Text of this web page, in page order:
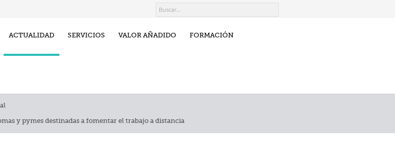
ACTUALIDAD SERVICIOS VALOR AÑADIDO FORMACIÓN
y pymes destinadas a fomentar el trabajo a distancia